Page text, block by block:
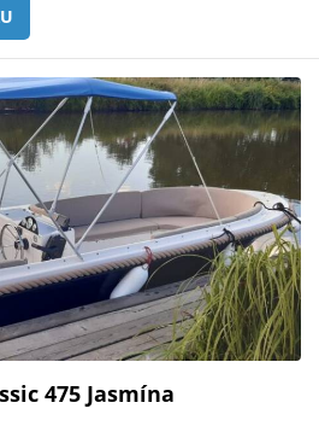
475 Jasmína